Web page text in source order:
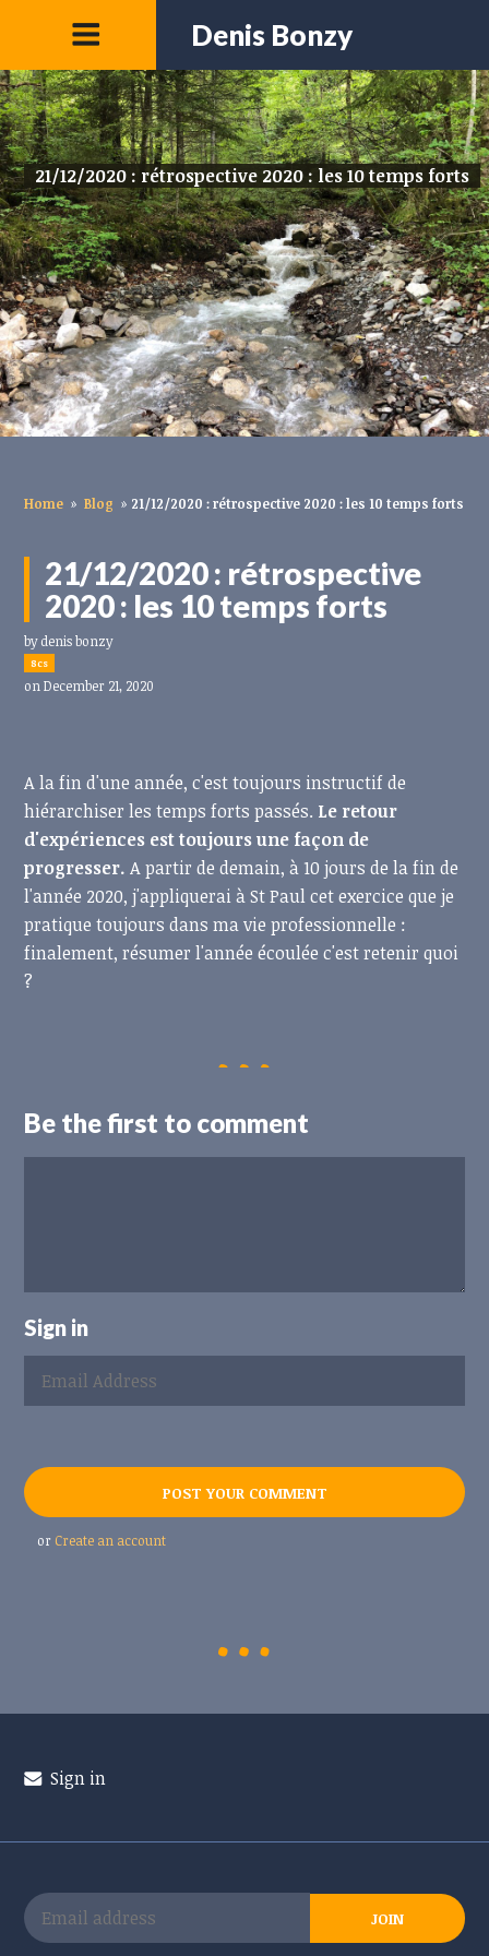
Denis Bonzy
21/12/2020 : rétrospective 2020 : les 10 temps forts
Home » Blog » 21/12/2020 : rétrospective 2020 : les 10 temps forts
21/12/2020 : rétrospective
2020 : les 10 temps forts
bydenis bonzy
8cs
on December 21, 2020
A la fin d'une année, c'est toujours instructif de
hiérarchiser les temps forts passés. Le retour
d'expériences est toujours une façon de
progresser. A partir de demain, à 10 jours de la fin de
l'année 2020, j'appliquerai à St Paul cet exercice que je
pratique toujours dans ma vie professionnelle :
finalement, résumer l'année écoulée c'est retenir quoi
?
Be the first to comment
Sign in
or Create an account
Sign in